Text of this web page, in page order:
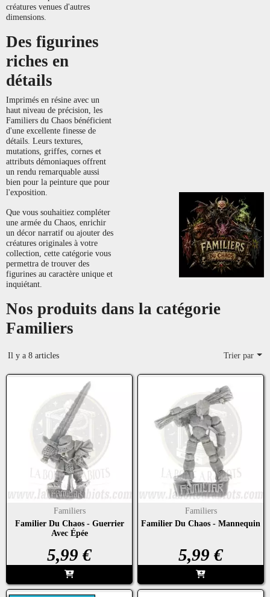
créatures venues d'autres
dimensions.
Des figurines
riches en
détails
Imprimés en résine avec un
haut niveau de précision, les
Familiers du Chaos bénéficient
d'une excellente finesse de
détails. Leurs textures,
mutations, griffes, cornes et
attributs démoniaques offrent
un rendu remarquable aussi
bien pour la peinture que pour
l'exposition.
Que vous souhaitiez compléter
une armée du Chaos, enrichir
un décor narratif ou ajouter des
créatures originales à votre
collection, cette catégorie vous
permettra de trouver des
figurines au caractère unique et
inquiétant.
Nos produits dans la catégorie
Familiers
Il y a 8 articles Trier par
Familiers
Familier Du Chaos - Guerrier
Avec Épée
Prix
5,99 €
Familiers
Familier Du Chaos - Mannequin
Prix
5,99 €